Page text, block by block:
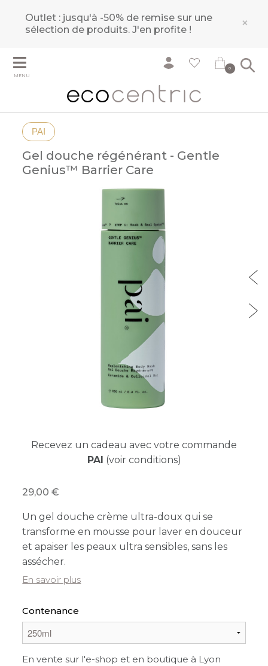
Outlet : jusqu'à -50% de remise sur une
sélection de produits.J'en profite ! ×
MENU
0
PAI
Gel douche régénérant - Gentle
Genius™ Barrier Care
Recevez un cadeau avec votre commande
PAI (voir conditions)
29,00
Un gel douche crème ultra-doux qui se
transforme en mousse pour laver en douceur
et apaiser les peaux ultra sensibles, sans les
assécher.
En savoir plus
Contenance
En vente sur l'e-shop et en boutique à Lyon